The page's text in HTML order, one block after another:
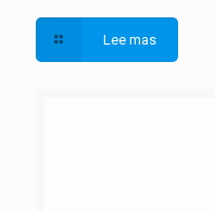
Lee mas